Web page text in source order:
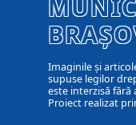
Imaginile și
supuse legilor
este interzisă
Proiect realizat